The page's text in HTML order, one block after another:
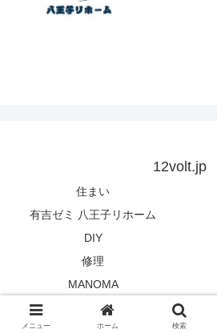
12volt.jp
住まい
有吉ゼミ 八王子リホーム
DIY
修理
MANOMA
© 2012 12volt.jp.
メニュー ホーム 検索